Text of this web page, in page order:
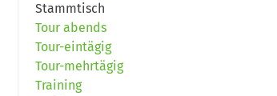
Stammtisch
Tour abends
Tour-eintägig
Tour-mehrtägig
Training